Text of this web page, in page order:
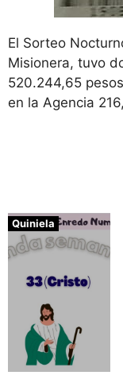
El Sorteo
Misionera, tuvo
520.244,65
en la Agencia
Quiniela